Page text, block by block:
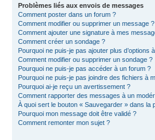
Problèmes liés aux envois de messages
Comment poster dans un forum ?
Comment modifier ou supprimer un message ?
Comment ajouter une signature à mes
Comment créer un sondage ?
Pourquoi ne puis-je pas ajouter plus d’options
Comment modifier ou supprimer un sondage ?
Pourquoi ne puis-je pas accéder à un forum ?
Pourquoi ne puis-je pas joindre des fichiers à
Pourquoi ai-je reçu un avertissement ?
Comment rapporter des messages à un
À quoi sert le bouton « Sauvegarder » dans la
Pourquoi mon message doit être validé ?
Comment remonter mon sujet ?